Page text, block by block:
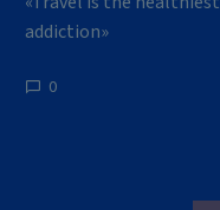
addiction»
0